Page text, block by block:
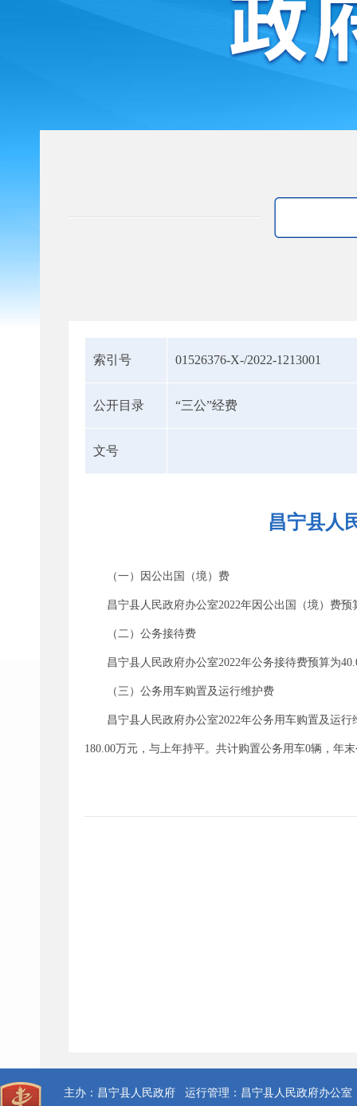
索引号 01526376-X-/2022-1213001
公开目录 “三公”经费
文号
昌宁县人
（一）因公出国（境）费
昌宁县人民政府办公室2022年因公出国（境）费
（二）公务接待费
昌宁县人民政府办公室2022年公务接待费预算为
（三）公务用车购置及运行维护费
昌宁县人民政府办公室2022年公务用车购置及运
180.00万元，与上年持平。共计购置公务用车0辆，年